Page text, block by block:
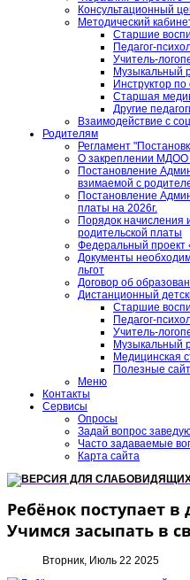
Консультационный
Методический
Старшие
Педагог-
Учитель-
Музыкальный
Инструктор по
Старшая
Другие
Взаимодействие с
Родителям
Регламент
О закреплении МДОО
Постановление
взимаемой с
Постановление
платы на 2026г.
Порядок начисления
родительской платы
Федеральный
Документы
льгот
Договор об
Дистанционный
Старшие
Педагог-
Учитель-
Музыкальный
Медицинская
Полезные
Меню
Контакты
Сервисы
Опросы
Задай вопрос
Часто задаваемые
Карта сайта
ВЕРСИЯ ДЛЯ
Ребёнок поступает в
Учимся засыпать в
Вторник, Июль 22 2025